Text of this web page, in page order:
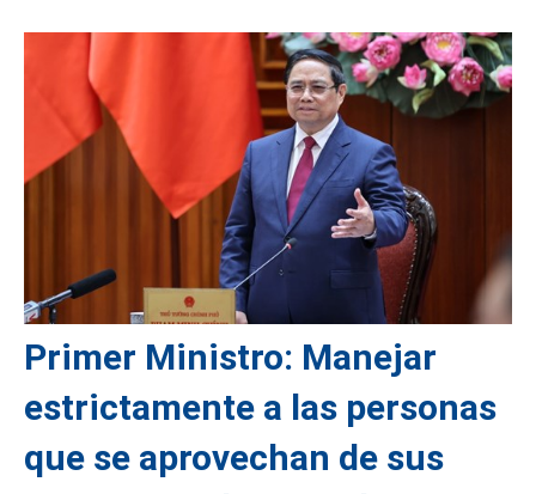
Primer Ministro: Manejar
estrictamente a las personas
que se aprovechan de sus